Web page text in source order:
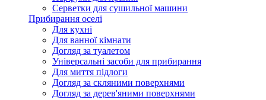
Серветки для сушильної машини
Прибирання оселі
Для кухні
Для ванної кімнати
Догляд за туалетом
Універсальні засоби для прибирання
Для миття підлоги
Догляд за скляними поверхнями
Догляд за дерев'яними поверхнями